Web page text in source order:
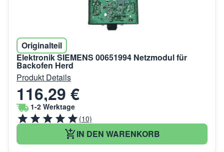
Originalteil
Elektronik SIEMENS 00651994 Netzmodul für
Backofen Herd
Produkt Details
116,29 €
1-2 Werktage
(10)
IN DEN WARENKORB